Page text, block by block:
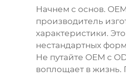
Начнем с основ.
производитель
характеристики.
нестандартных
Не путайте OEM с
воплощает в жизнь.